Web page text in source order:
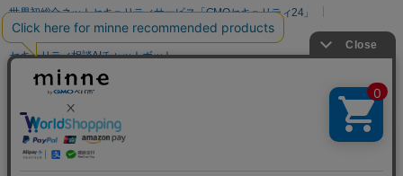
世界初総合ネットセキュリティサービス「GMOセキュリティ24」
パスワード漏洩診断
Webサイトリスク診断
セキュリティ相談AIチャットボット
実在証明・盗聴対策
サイバー攻撃対策（GMO Flatt Security）
セキュリティ事業の軌跡